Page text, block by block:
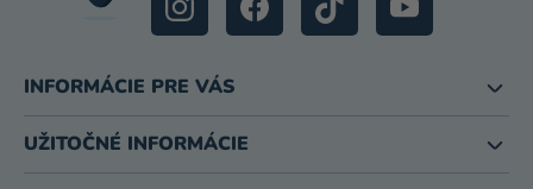
INFORMÁCIE PRE VÁS
UŽITOČNÉ INFORMÁCIE